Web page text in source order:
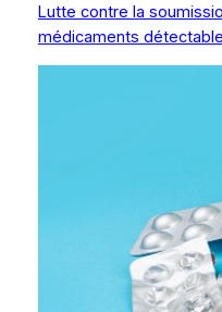
Lutte contre la
médicaments